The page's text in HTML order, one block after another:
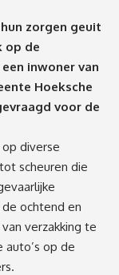
zorgen geuit
op de
inwoner van
Hoeksche
voor de
diverse
scheuren die
ochtend en
verzakking te
auto’s op de